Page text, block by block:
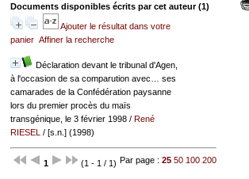
Documents disponibles écrits par cet auteur (1)
Ajouter le résultat dans votre
panier Affiner la recherche
Déclaration devant le tribunal d'Agen,
à l'occasion de sa comparution avec… ses
camarades de la Confédération paysanne
lors du premier procès du maïs
transgénique, le 3 février 1998/ René
RIESEL / [s.n.] (1998)
1 (1 - 1 / 1) Par page : 25 50 100 200